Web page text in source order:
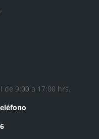
de 9:00 a 17:00 hrs.